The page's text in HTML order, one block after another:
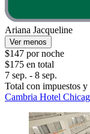
Ariana Jacqueline
Ver menos
$147 por noche
$175 en total
7 sep. - 8 sep.
Total con impuestos y
Cambria Hotel